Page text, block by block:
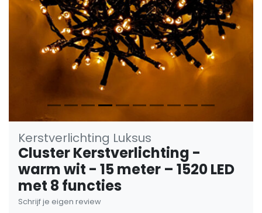
Kerstverlichting Luksus
Cluster Kerstverlichting -
warm wit - 15 meter – 1520 LED
met 8 functies
Schrijf je eigen review